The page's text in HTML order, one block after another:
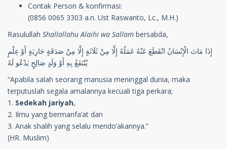
Contak Person & konfirmasi:
(0856 0065 3303 a.n. Ust Raswanto, Lc., M.H.)
Rasulullah Shallallahu Alaihi wa Sallam bersabda,
إِذَا مَاتَ الْإِنْسَانُ انْقَطَعَ عَنْهُ عَمَلُهُ إِلَّا مِنْ ثَلَاثَةٍ إِلَّا مِنْ صَدَقَةٍ جَارِيَةٍ أَوْ عِلْمٍ
يُنْتَفَعُ بِهِ أَوْ وَلَدٍ صَالِحٍ يَدْعُو لَهُ
“Apabila salah seorang manusia meninggal dunia, maka
terputuslah segala amalannya kecuali tiga perkara;
1. Sedekah jariyah,
2. Ilmu yang bermanfa’at dan
3. Anak shalih yang selalu mendo’akannya.”
(HR. Muslim)